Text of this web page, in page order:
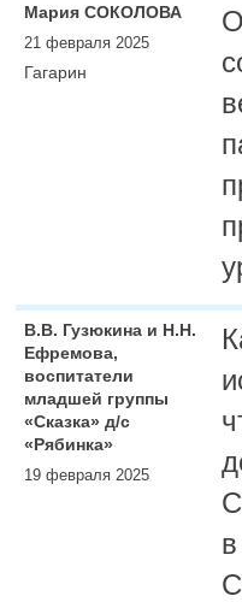
Мария СОКОЛОВА
21 февраля 2025
Гагарин
В.В. Гузюкина и Н.Н.
Ефремова,
воспитатели
младшей группы
«Сказка» д/с
«Рябинка»
19 февраля 2025